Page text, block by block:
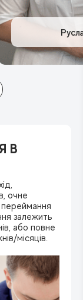
В
очне
переймання
залежить
або повне
місяців.